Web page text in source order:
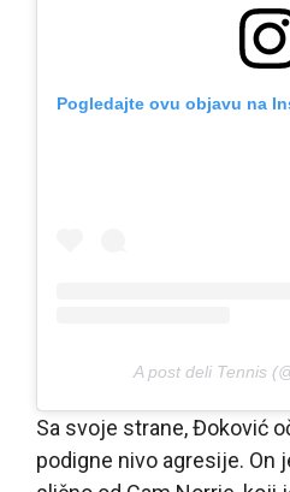
Pogledajte ovu objavu na
A post deli Tennis
Sa svoje strane, Đoković
podigne nivo agresije. On